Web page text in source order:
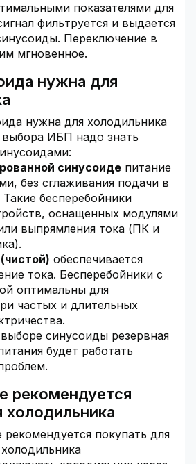
показателями для
фильтруется и выдается
Переключение в
мгновенное.
нужна для
выбора ИБП надо знать
синусоиде питание
без сглаживания подачи в
бесперебойники
оснащенных модулями
выпрямления тока (ПК и
обеспечивается
тока. Бесперебойники с
оптимальны для
частых и длительных
синусоиды резервная
будет работать
рекомендуется
холодильника